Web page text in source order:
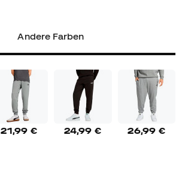
Andere Farben
21,99 € 24,99 € 26,99 €